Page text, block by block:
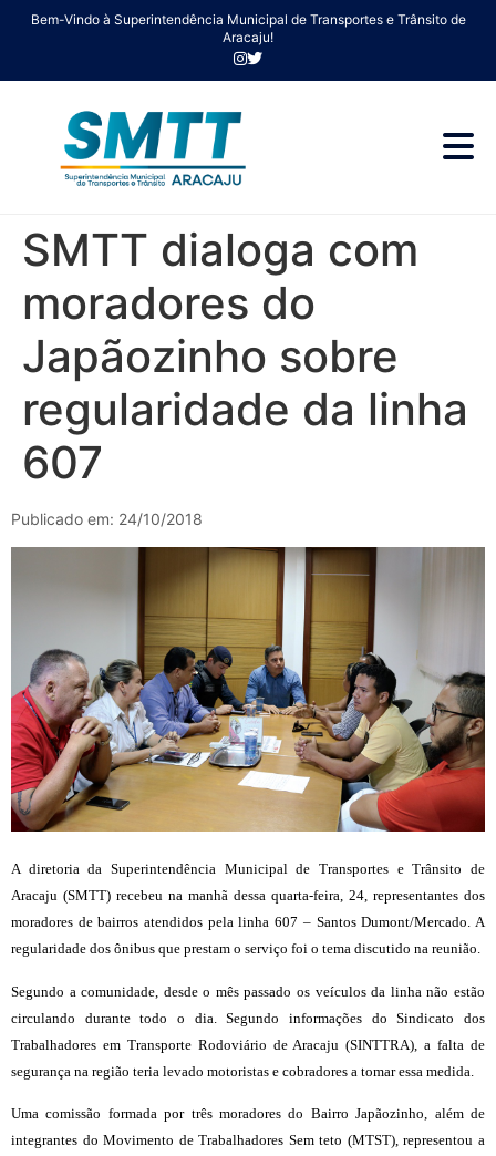
Bem-Vindo à Superintendência Municipal de Transportes e Trânsito de
Aracaju!
SMTT dialoga com
moradores do
Japãozinho sobre
regularidade da linha
607
Publicado em: 24/10/2018
A diretoria da Superintendência Municipal de Transportes e Trânsito de
Aracaju (SMTT) recebeu na manhã dessa quarta-feira, 24, representantes dos
moradores de bairros atendidos pela linha 607 – Santos Dumont/Mercado. A
regularidade dos ônibus que prestam o serviço foi o tema discutido na reunião.
Segundo a comunidade, desde o mês passado os veículos da linha não estão
circulando durante todo o dia. Segundo informações do Sindicato dos
Trabalhadores em Transporte Rodoviário de Aracaju (SINTTRA), a falta de
segurança na região teria levado motoristas e cobradores a tomar essa medida.
Uma comissão formada por três moradores do Bairro Japãozinho, além de
integrantes do Movimento de Trabalhadores Sem teto (MTST), representou a